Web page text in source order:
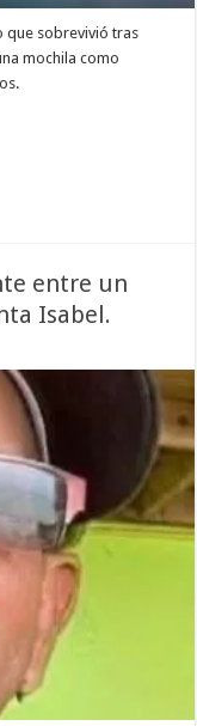
que sobrevivió tras
mochila como
entre un
Isabel.